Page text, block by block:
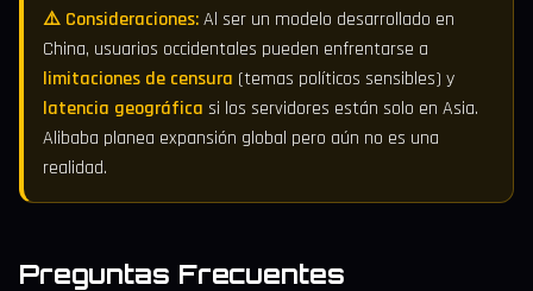
⚠️ Consideraciones:Al ser un modelo desarrollado en
China, usuarios occidentales pueden enfrentarse a
limitaciones de censura (temas políticos sensibles) y
latencia geográfica si los servidores están solo en Asia.
Alibaba planea expansión global pero aún no es una
realidad.
Preguntas Frecuentes